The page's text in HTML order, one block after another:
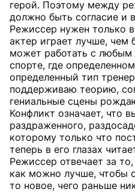
герой. Поэтому между
должно быть согласие и
Режиссер нужен только
актер играет лучше, чем
может работать с
спорте, где
определенный тип
поддерживаю теорию,
гениальные сцены
Конфликт означает, что
раздраженного,
которому только что
теперь в его глазах
Режиссер отвечает за
как можно лучше, чтобы
то новое, чего раньше